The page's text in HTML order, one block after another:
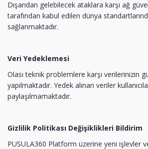
Dışarıdan gelebilecek ataklara karşı ağ
tarafından kabul edilen dünya
sağlanmaktadır.
Veri Yedeklemesi
Olası teknik problemlere karşı verilerinizin
yapılmaktadır. Yedek alınan veriler
paylaşılmamaktadır.
Gizlilik Politikası Değişiklikleri Bildirim
PUSULA360 Platform üzerine yeni işlevler